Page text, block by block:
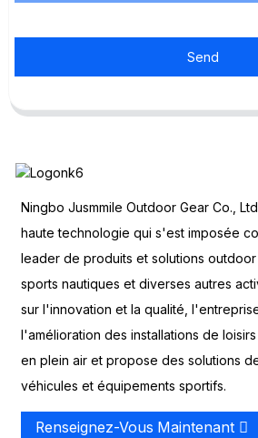
Send
Ningbo Jusmmile Outdoor Gear Co.,
haute technologie qui s'est imposée
leader de produits et solutions
sports nautiques et diverses autres
sur l'innovation et la qualité,
l'amélioration des installations de
en plein air et propose des solutions
véhicules et équipements sportifs.
Renseignez-Vous Maintenant